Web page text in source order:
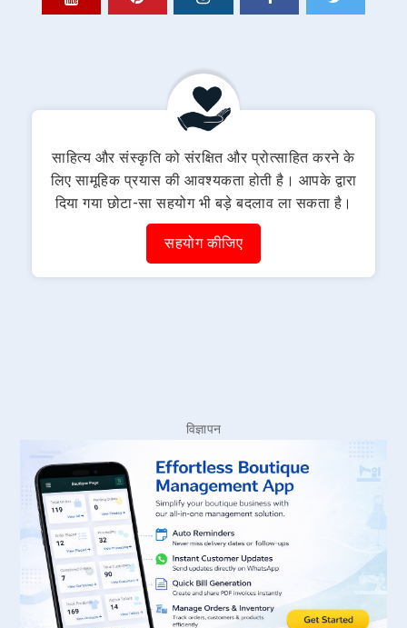
साहित्य और संस्कृति को संरक्षित और प्रोत्साहित करने के
लिए सामूहिक प्रयास की आवश्यकता होती है। आपके द्वारा
दिया गया छोटा-सा सहयोग भी बड़े बदलाव ला सकता है।
सहयोग कीजिए
विज्ञापन